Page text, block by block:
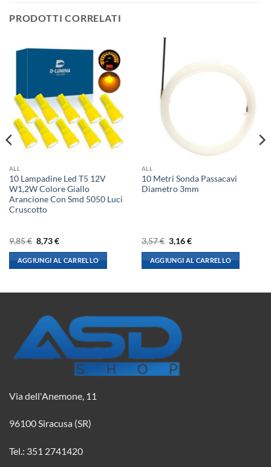
PRODOTTI CORRELATI
ALL
10 Lampadine Led T5 12V
W1,2W Colore Giallo
Arancione Con Smd 5050 Luci
Cruscotto
9,85€ Il
prezzo
originale
era:
9,85 €.
8,73€Il
attuale
è:
8,73 €.
AGGIUNGI AL CARRELLO
ALL
10 Metri Sonda Passacavi
Diametro 3mm
3,57€ Il
prezzo
originale
era:
3,57 €.
3,16€Il
attuale
è:
3,16 €.
AGGIUNGI AL CARRELLO
Via dell'Anemone, 11
96100 Siracusa (SR)
Tel.: 351 2741420